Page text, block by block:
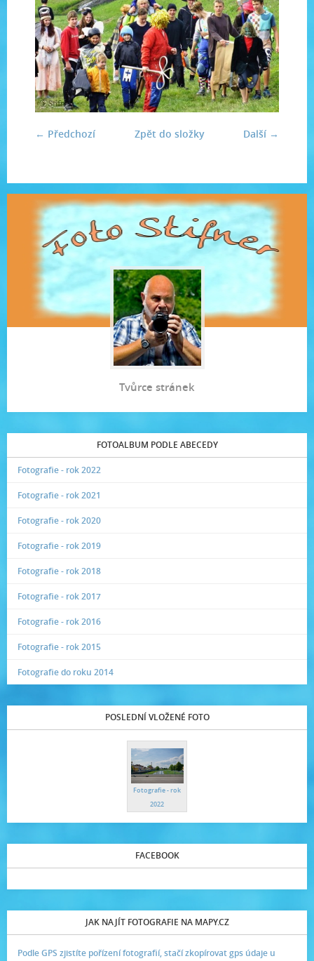
← Předchozí Další →
Zpět do složky
Tvůrce stránek
FOTOALBUM PODLE ABECEDY
Fotografie - rok 2022
Fotografie - rok 2021
Fotografie - rok 2020
Fotografie - rok 2019
Fotografie - rok 2018
Fotografie - rok 2017
Fotografie - rok 2016
Fotografie - rok 2015
Fotografie do roku 2014
POSLEDNÍ VLOŽENÉ FOTO
Fotografie - rok
2022
FACEBOOK
JAK NAJÍT FOTOGRAFIE NA MAPY.CZ
Podle GPS zjistíte pořízení fotografií, stačí zkopírovat gps údaje u